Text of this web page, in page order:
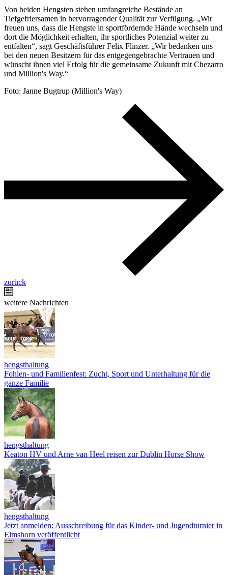
Von beiden Hengsten stehen umfangreiche Bestände an
Tiefgefriersamen in hervorragender Qualität zur Verfügung. „Wir
freuen uns, dass die Hengste in sportfördernde Hände wechseln und
dort die Möglichkeit erhalten, ihr sportliches Potenzial weiter zu
entfalten“, sagt Geschäftsführer Felix Flinzer. „Wir bedanken uns
bei den neuen Besitzern für das entgegengebrachte Vertrauen und
wünscht ihnen viel Erfolg für die gemeinsame Zukunft mit Chezarro
und Million's Way.“
Foto: Janne Bugtrup (Million's Way)
zurück
weitere Nachrichten
hengsthaltung
Fohlen- und Familienfest: Zucht, Sport und Unterhaltung für die
ganze Familie
hengsthaltung
Keaton HV und Arne van Heel reisen zur Dublin Horse Show
hengsthaltung
Jetzt anmelden: Ausschreibung für das Kinder- und Jugendturnier in
Elmshorn veröffentlicht